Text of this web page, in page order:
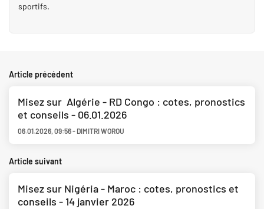
sportifs.
Article précédent
Misez sur Algérie - RD Congo : cotes, pronostics
et conseils - 06.01.2026
06.01.2026,09:56- DIMITRI WOROU
Article suivant
Misez sur Nigéria - Maroc : cotes, pronostics et
conseils - 14 janvier 2026